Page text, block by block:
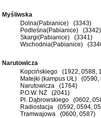
Myśliwska
Dolna(Pabianice) (3343)
Podleśna(Pabianice) (3342)
Skargi(Pabianice) (3341)
Wschodnia(Pabianice)
Narutowicza
Kopcińskiego (1922, 0588,
Matejki (kampus UŁ) (0590,
Narutowicza (1764)
P.O.W. NŻ (2041)
Pl. Dąbrowskiego (0602,
Radiostacja (0592, 0594,
Tramwajowa (0600, 0587)